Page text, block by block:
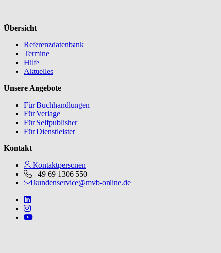
Übersicht
Referenzdatenbank
Termine
Hilfe
Aktuelles
Unsere Angebote
Für Buchhandlungen
Für Verlage
Für Selfpublisher
Für Dienstleister
Kontakt
Kontaktpersonen
+49 69 1306 550
kundenservice@mvb-online.de
Follow us on https://www.linkedin.com/company/mvbbooks
Follow us on https://www.instagram.com/lifeatmvb/
Follow us on https://www.youtube.com/@mvbbooks